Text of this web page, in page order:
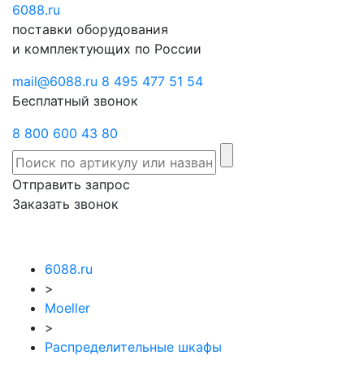
6088.ru
поставки оборудования
и комплектующих по России
mail@6088.ru 8 495 477 51 54
Бесплатный звонок
8 800 600 43 80
Отправить запрос
Заказать звонок
6088.ru
>
Moeller
>
Распределительные шкафы
Отправить
запрос
звонок